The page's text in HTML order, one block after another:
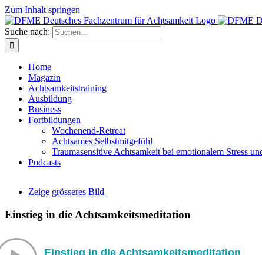
Zum Inhalt springen
Suche nach:
Home
Magazin
Achtsamkeitstraining
Ausbildung
Business
Fortbildungen
Wochenend-Retreat
Achtsames Selbstmitgefühl
Traumasensitive Achtsamkeit bei emotionalem Stress
Podcasts
Zeige grösseres Bild
Einstieg in die Achtsamkeitsmeditation